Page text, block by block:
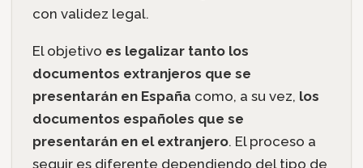
con validez legal.
El objetivo es legalizar tanto los
documentos extranjeros que se
presentarán en España como, a su vez, los
documentos españoles que se
presentarán en el extranjero. El proceso a
seguir es diferente dependiendo del tipo de